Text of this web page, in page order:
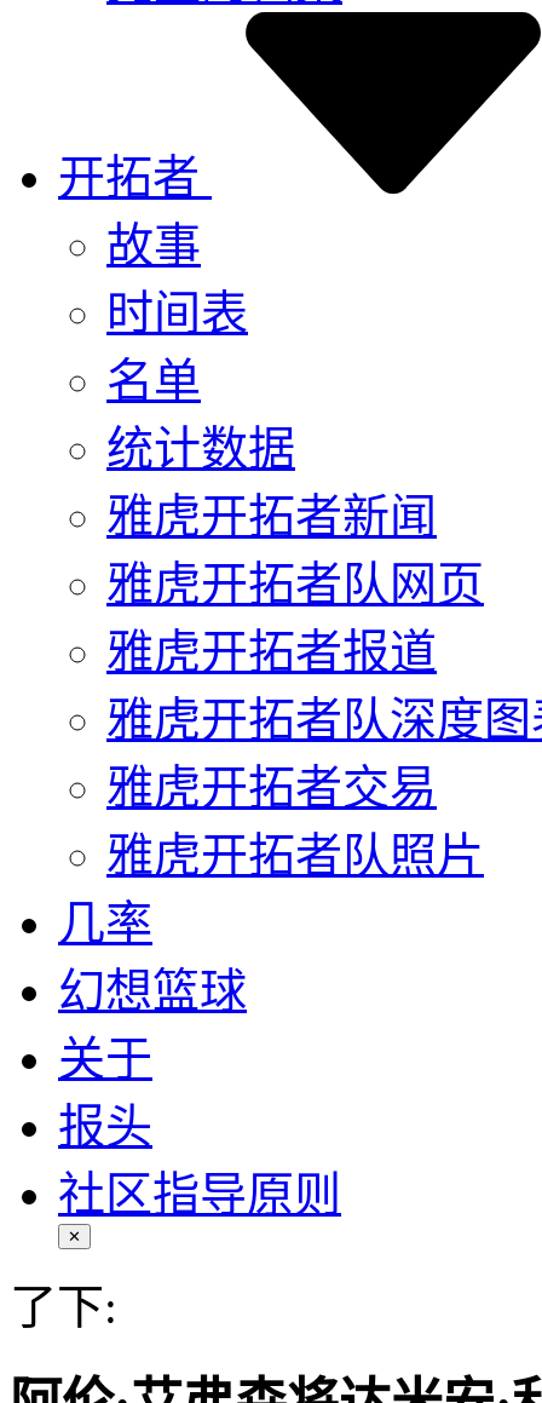
开拓者
故事
时间表
名单
统计数据
雅虎开拓者新闻
雅虎开拓者队网页
雅虎开拓者报道
雅虎开拓者队深度图
雅虎开拓者交易
雅虎开拓者队照片
几率
幻想篮球
关于
报头
社区指导原则
✕
了下: